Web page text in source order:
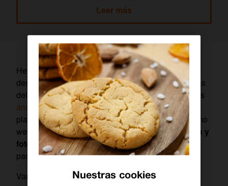
Leer más
Hemos recopilado una selección de apps para
descargarfondos de pantalla gratis, que harán las
delicias tanto de losusuarios Androidcomo para los
amantes de iOS. Sion olvidar una serie de
plataformas, bancos de imágenes gratuitas, así como
web que destacan por lacalidad de sus imágenes y
fotografías. Incluso, podrás tener un fondo de
pantalla para tu móvilgenerado por IA.
Vamos allá. Esta es nuestra selección:
Nuestras cookies